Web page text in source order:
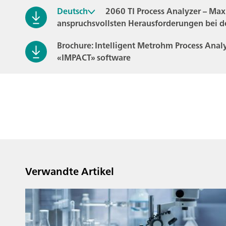
Deutsch
2060 TI Process Analyzer –
anspruchsvollsten Herausforderungen bei
Brochure: Intelligent Metrohm Process
«IMPACT» software
Verwandte Artikel